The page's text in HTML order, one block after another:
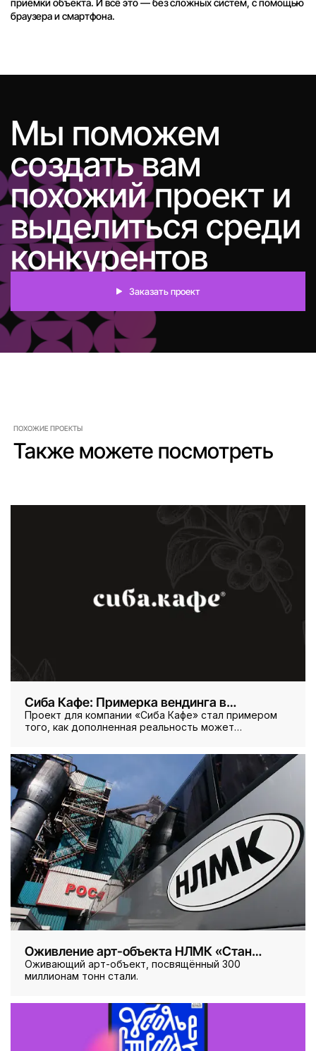
браузера и смартфона.
Мы поможем
создать вам
похожий проект и
выделиться среди
конкурентов
Заказать проект
ПОХОЖИЕ ПРОЕКТЫ
Также можете посмотреть
Сиба Кафе: Примерка вендинга в
дополненной реальности
Проект для компании «Сиба Кафе» стал примером
того, как дополненная реальность может
Оживление арт-объекта НЛМК «Стан
3000»
Оживающий арт-объект, посвящённый 300
миллионам тонн стали.